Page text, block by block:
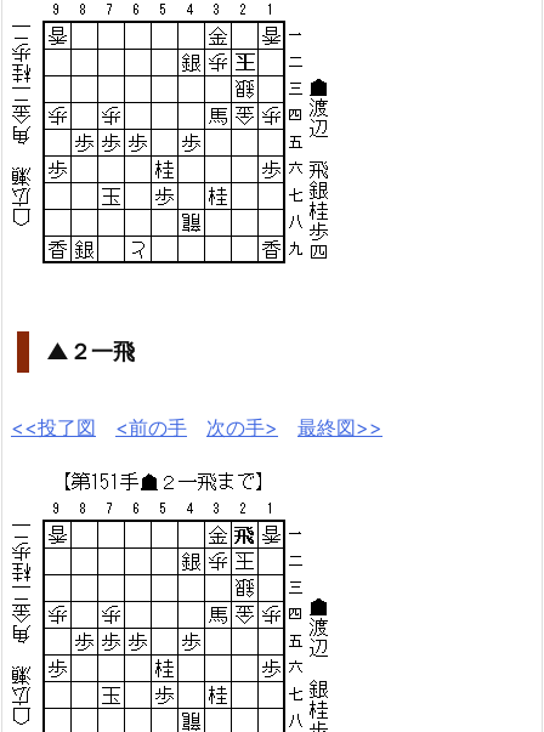
▲２一飛
<<投了図 <前の手 次の手> 最終図>>